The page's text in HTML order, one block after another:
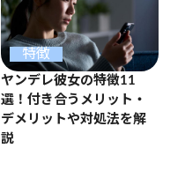
特徴
ヤンデレ彼女の特徴11
選！付き合うメリット・
デメリットや対処法を解
説